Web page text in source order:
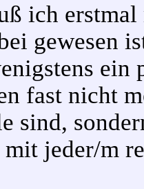
ich
gewesen
ein
fast nicht
sind,
mit jeder/m